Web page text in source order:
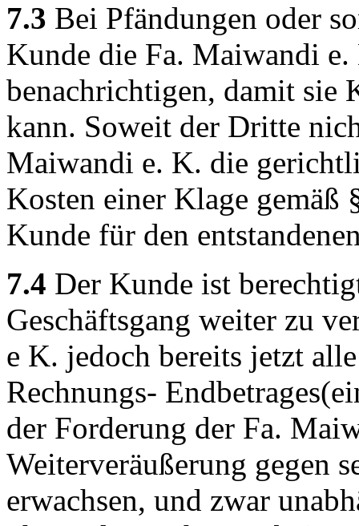
7.3 Bei Pfändungen oder
Kunde die Fa. Maiwandi
benachrichtigen, damit sie
kann. Soweit der Dritte
Maiwandi e. K. die
Kosten einer Klage gemäß
Kunde für den
7.4 Der Kunde ist
Geschäftsgang weiter zu
e K. jedoch bereits jetzt
Rechnungs-
der Forderung der Fa.
Weiterveräußerung gegen
erwachsen, und zwar